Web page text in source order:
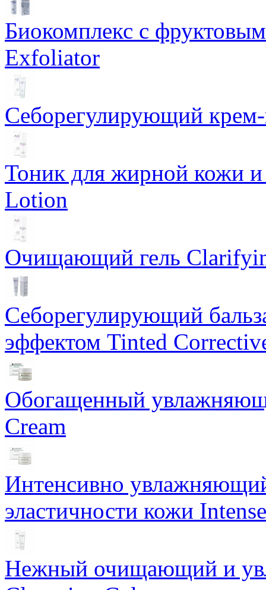
Биокомплекс с
Exfoliator
Себорегулирующий
Тоник для жирной кожи
Lotion
Очищающий гель
Себорегулирующий
эффектом Tinted
Обогащенный
Cream
Интенсивно
эластичности кожи
Нежный очищающий и